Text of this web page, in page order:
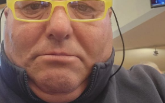
Il
primo
Inno-
conquista
L’Aquila:
sala
gremita
debutto di Inno99